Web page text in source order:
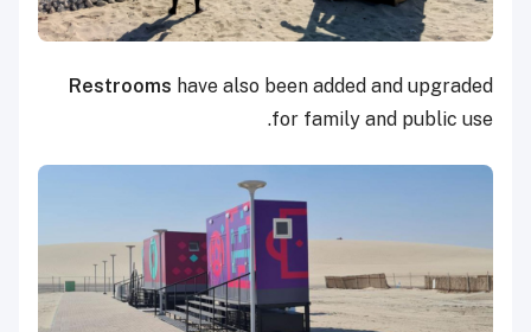
Restrooms have also been added and upgraded
for family and public use.